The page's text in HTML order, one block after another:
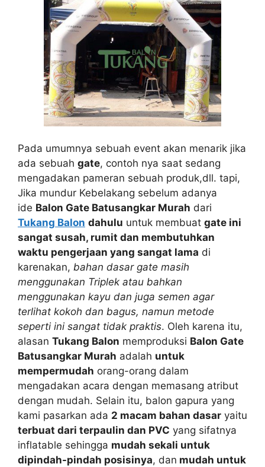
Pada umumnya sebuah event akan menarik jika
ada sebuah gate, contoh nya saat sedang
mengadakan pameran sebuah produk,dll. tapi,
Jika mundur Kebelakang sebelum adanya
ide Balon Gate Batusangkar Murah dari
Tukang Balon dahulu untuk membuat gate ini
sangat susah, rumit dan membutuhkan
waktu pengerjaan yang sangat lama di
karenakan, bahan dasar gate masih
menggunakan Triplek atau bahkan
menggunakan kayu dan juga semen agar
terlihat kokoh dan bagus, namun metode
seperti ini sangat tidak praktis. Oleh karena itu,
alasan Tukang Balon memproduksi Balon Gate
Batusangkar Murah adalah untuk
mempermudah orang-orang dalam
mengadakan acara dengan memasang atribut
dengan mudah. Selain itu, balon gapura yang
kami pasarkan ada 2 macam bahan dasar yaitu
terbuat dari terpaulin dan PVC yang sifatnya
inflatable sehingga mudah sekali untuk
dipindah-pindah posisinya, dan mudah untuk